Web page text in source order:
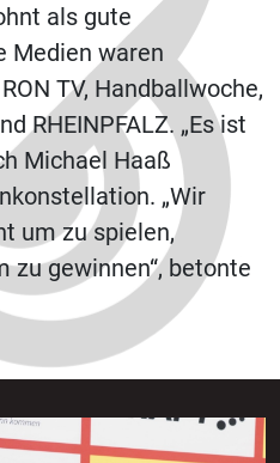
als gute
Medien waren
TV, Handballwoche,
RHEINPFALZ. „Es ist
Michael Haaß
„Wir
um zu spielen,
zu gewinnen“, betonte